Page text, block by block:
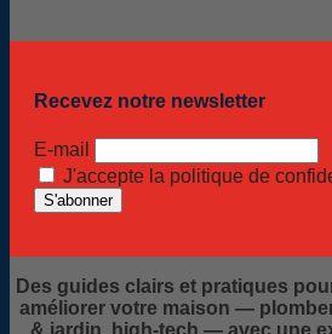
Recevez notre newsletter
E-mail
J'accepte la politique de
Des guides clairs et pratiques
améliorer votre maison —
& jardin, high-tech — avec une